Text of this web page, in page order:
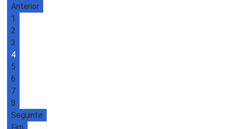
Anterior
1
2
3
4
5
6
7
8
Seguinte